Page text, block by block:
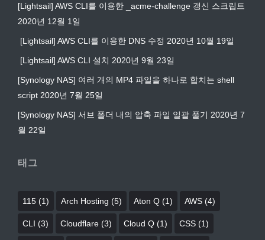
[Lightsail] AWS CLI를 이용한 _acme-challenge 갱신 스크립트
2020년 12월 1일
[Lightsail] AWS CLI를 이용한 DNS 수정 2020년 10월 19일
[Lightsail] AWS CLI 설치 2020년 9월 23일
[Synology NAS] 여러 개의 MP4 파일을 하나로 합치는 shell
script 2020년 7월 25일
[Synology NAS] 서브 폴더 내의 압축 파일 일괄 풀기 2020년 7
월 22일
태그
115 (1) Arch Hosting (5) Aton Q (1) AWS (4)
CLI (3) Cloudflare (3) Cloud Q (1) CSS (1)